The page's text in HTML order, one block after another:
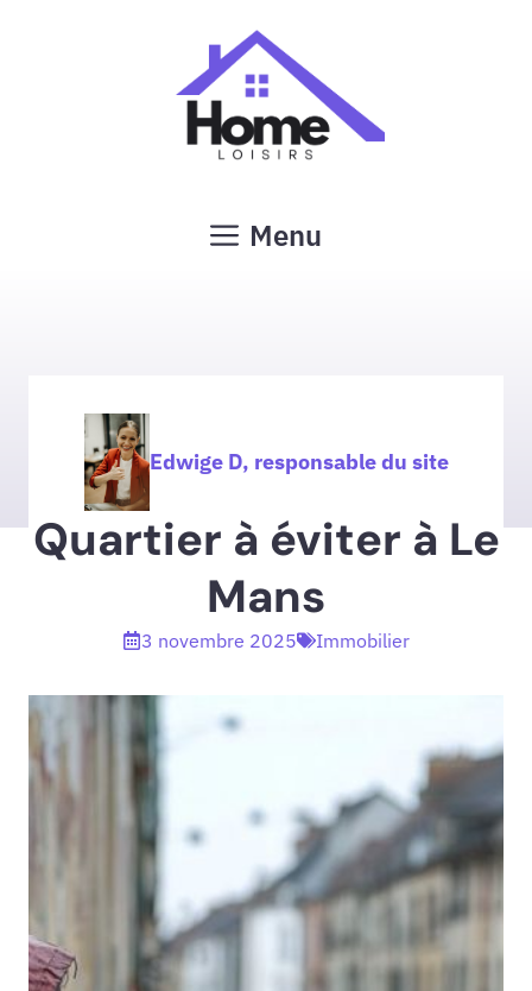
Menu
Edwige D, responsable du site
Quartier à éviter à Le
Mans
3 novembre 2025 Immobilier